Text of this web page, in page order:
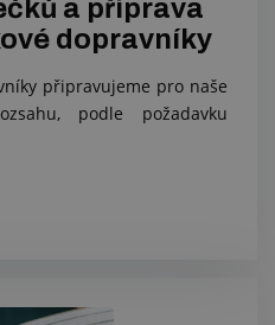
a příprava
dopravníky
připravujeme pro naše
podle požadavku